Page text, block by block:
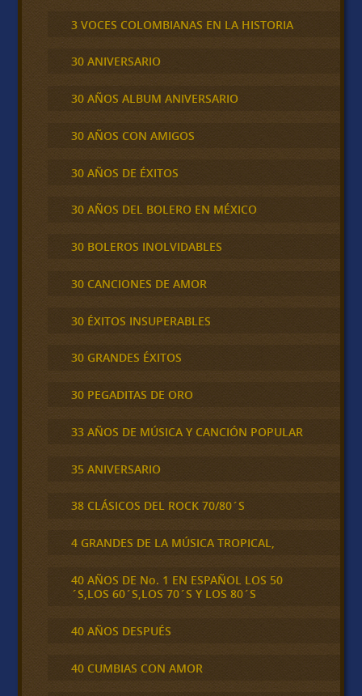
3 VOCES COLOMBIANAS EN LA HISTORIA
30 ANIVERSARIO
30 AÑOS ALBUM ANIVERSARIO
30 AÑOS CON AMIGOS
30 AÑOS DE ÉXITOS
30 AÑOS DEL BOLERO EN MÉXICO
30 BOLEROS INOLVIDABLES
30 CANCIONES DE AMOR
30 ÉXITOS INSUPERABLES
30 GRANDES ÉXITOS
30 PEGADITAS DE ORO
33 AÑOS DE MÚSICA Y CANCIÓN POPULAR
35 ANIVERSARIO
38 CLÁSICOS DEL ROCK 70/80´S
4 GRANDES DE LA MÚSICA TROPICAL,
40 AÑOS DE No. 1 EN ESPAÑOL LOS 50
´S,LOS 60´S,LOS 70´S Y LOS 80´S
40 AÑOS DESPUÉS
40 CUMBIAS CON AMOR